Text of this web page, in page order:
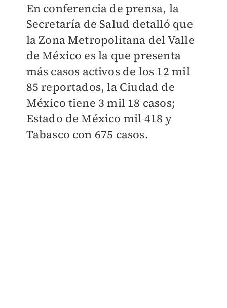
En conferencia de prensa, la
Secretaría de Salud detalló que
la Zona Metropolitana del Valle
de México es la que presenta
más casos activos de los 12 mil
85 reportados, la Ciudad de
México tiene 3 mil 18 casos;
Estado de México mil 418 y
Tabasco con 675 casos.